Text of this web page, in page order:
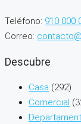
Teléfono: 910 000
Correo:
Descubre
Casa (292)
Comercial